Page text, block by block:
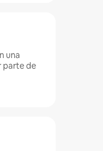
una
parte de